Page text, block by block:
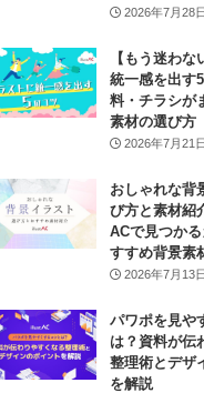
2026年7月28日
【もう迷わ
統一感を出す
料・チラシが
素材の選び方
2026年7月21日
おしゃれな背
び方と素材紹
ACで見つか
すすめ背景素
2026年7月13日
パワポを見や
は？資料が伝
整理術とデザ
を解説